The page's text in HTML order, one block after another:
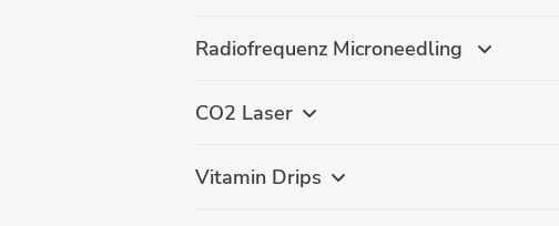
Radiofrequenz Microneedling
CO2 Laser
Vitamin Drips